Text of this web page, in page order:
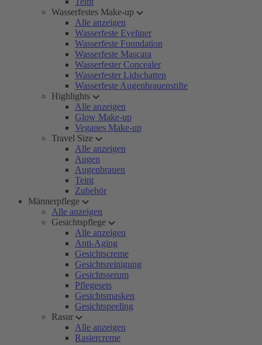
Wasserfestes Make-up
Alle anzeigen
Wasserfeste Eyeliner
Wasserfeste Foundation
Wasserfeste Mascara
Wasserfester Concealer
Wasserfester Lidschatten
Wasserfeste Augenbrauenstifte
Highlights
Alle anzeigen
Glow Make-up
Veganes Make-up
Travel Size
Alle anzeigen
Augen
Augenbrauen
Teint
Zubehör
Männerpflege
Alle anzeigen
Gesichtspflege
Alle anzeigen
Anti-Aging
Gesichtscreme
Gesichtsreinigung
Gesichtsserum
Pflegesets
Gesichtsmasken
Gesichtspeeling
Rasur
Alle anzeigen
Rasiercreme